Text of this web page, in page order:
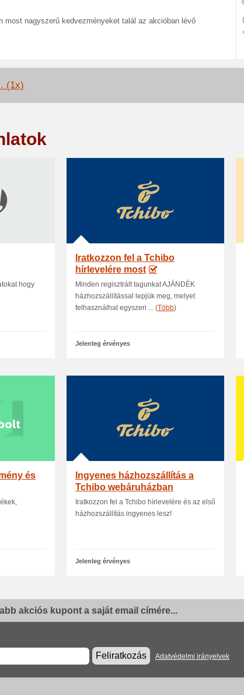
most nagyszerű kedvezményeket talál az akcióban lévő
(1x)
hogy
Iratkozzon fel a Tchibo
hírlevelére most
Minden regisztrált tagunkat AJÁNDÉK
házhozszállítással lepjük meg, melyet
felhasználhat egyszeri ... (Több)
Jelenleg érvényes
és
Ingyenes házhozszállítás a
Tchibo webáruházban
Iratkozzon fel a Tchibo hírlevelére és az első
házhozszállítás ingyenes lesz!
Jelenleg érvényes
akciós kupont a saját email címére...
Feliratkozás
Adatvédelmi irányelvek